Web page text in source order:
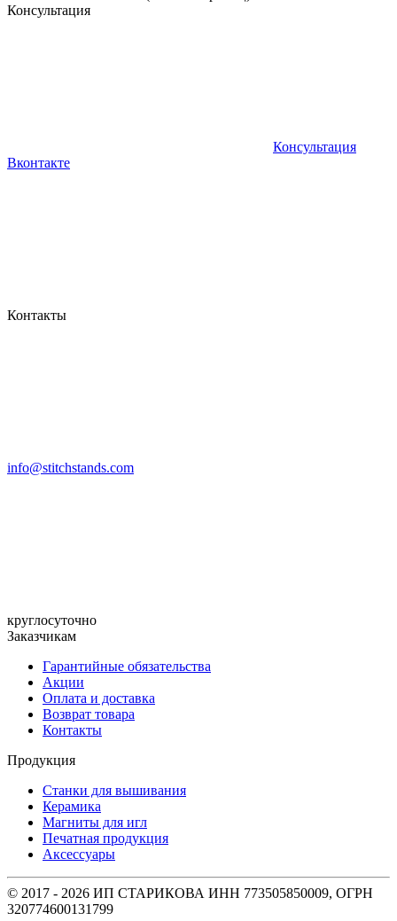
Консультация
Консультация
Вконтакте
Контакты
info@stitchstands.com
круглосуточно
Заказчикам
Гарантийные обязательства
Акции
Оплата и доставка
Возврат товара
Контакты
Продукция
Станки для вышивания
Керамика
Магниты для игл
Печатная продукция
Аксессуары
© 2017 - 2026 ИП СТАРИКОВА ИНН 773505850009, ОГРН
320774600131799